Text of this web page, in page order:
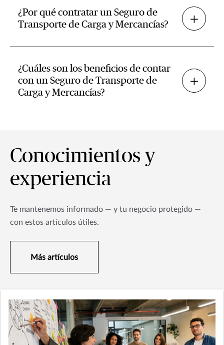
¿Por qué contratar un Seguro de
Transporte de Carga y Mercancías?
¿Cuáles son los beneficios de contar
con un Seguro de Transporte de
Carga y Mercancías?
Conocimientos y
experiencia
Te mantenemos informado — y tu negocio protegido —
con estos artículos útiles.
Más artículos